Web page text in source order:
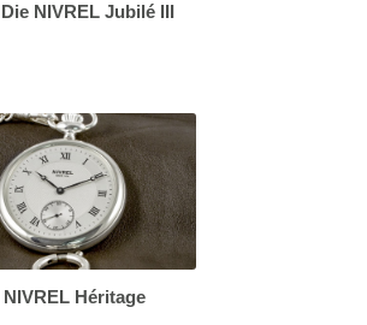
NIVREL Jubilé III
Héritage